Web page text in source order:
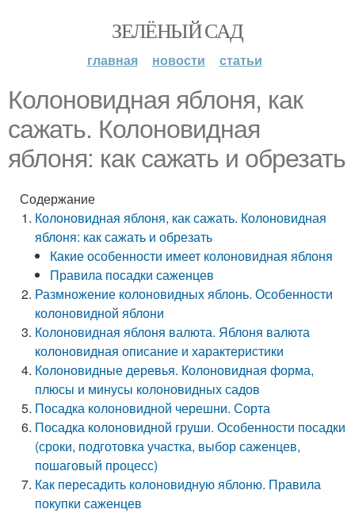
ЗЕЛЁНЫЙ САД
главная новости статьи
Колоновидная яблоня, как
сажать. Колоновидная
яблоня: как сажать и обрезать
Содержание
Колоновидная яблоня, как сажать. Колоновидная
яблоня: как сажать и обрезать
Какие особенности имеет колоновидная яблоня
Правила посадки саженцев
Размножение колоновидных яблонь. Особенности
колоновидной яблони
Колоновидная яблоня валюта. Яблоня валюта
колоновидная описание и характеристики
Колоновидные деревья. Колоновидная форма,
плюсы и минусы колоновидных садов
Посадка колоновидной черешни. Сорта
Посадка колоновидной груши. Особенности посадки
(сроки, подготовка участка, выбор саженцев,
пошаговый процесс)
Как пересадить колоновидную яблоню. Правила
покупки саженцев